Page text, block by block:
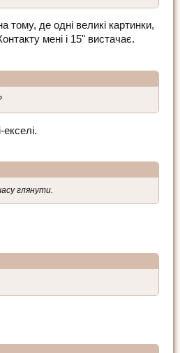
тому, де одні великі картинки,
мені і 15" вистачає.
глянути.